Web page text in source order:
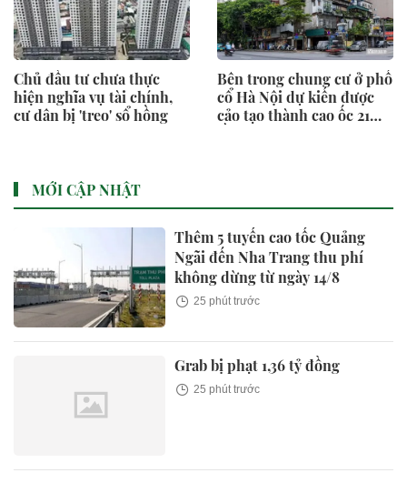
Chủ đầu tư chưa thực
hiện nghĩa vụ tài chính,
cư dân bị 'treo' sổ hồng
Bên trong chung cư ở phố
cổ Hà Nội dự kiến được
cảo tạo thành cao ốc 21
MỚI CẬP NHẬT
Thêm 5 tuyến cao tốc Quảng
Ngãi đến Nha Trang thu phí
không dừng từ ngày 14/8
25 phút trước
Grab bị phạt 1,36 tỷ đồng
25 phút trước